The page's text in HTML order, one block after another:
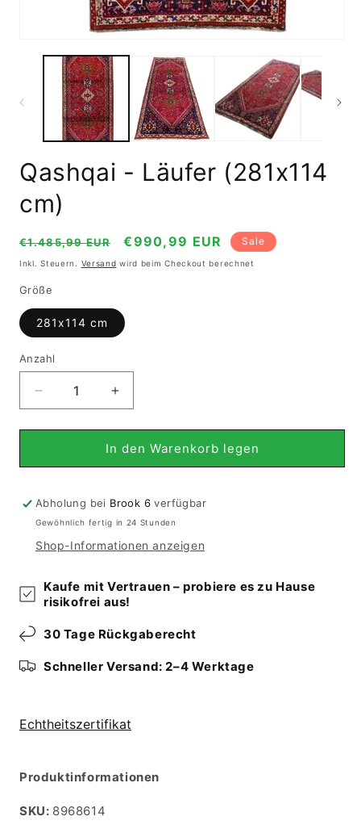
Qashqai - Läufer (281x114
cm)
Normaler
Preis
€1.485,99 EUR Verkaufspreis
€990,99 EUR Sale
Inkl. Steuern. Versand wird beim Checkout berechnet
Größe
281x114 cm
Anzahl
Verringere
die
Menge
Qashqai
Läufer
(281x114
Erhöhe
die
Menge
für
Qashqai
Läufer
(281x114
In den Warenkorb legen
Abholung bei Brook 6 verfügbar
Gewöhnlich fertig in 24 Stunden
Shop-Informationen anzeigen
Kaufe mit Vertrauen – probiere es zu Hause
risikofrei aus!
30 Tage Rückgaberecht
Schneller Versand: 2–4 Werktage
Echtheitszertifikat
Produktinformationen
SKU:
SKU: 8968614